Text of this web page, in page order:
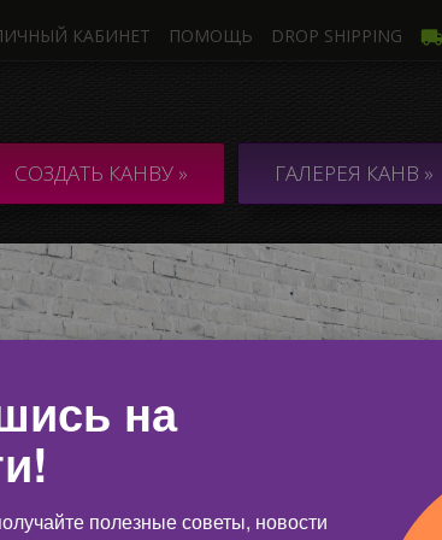
КАБИНЕТ ПОМОЩЬ DROP SHIPPING
СОЗДАТЬ КАНВУ » ГАЛЕРЕЯ КАНВ »
из 1 Фото
на
полезные советы, новости